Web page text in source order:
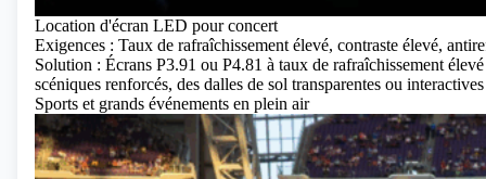
Location d'écran LED pour concert
Exigences : Taux de rafraîchissement élevé, contraste élevé,
Solution : Écrans P3.91 ou P4.81 à taux de rafraîchissement
scéniques renforcés, des dalles de sol transparentes ou
Sports et grands événements en plein air